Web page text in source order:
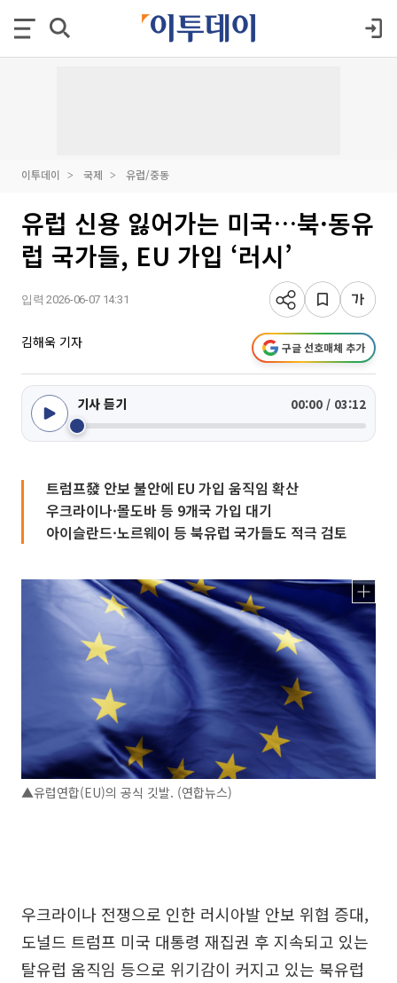
이투데이 국제 유럽/중동
유럽 신용 잃어가는 미국…북·동유
럽 국가들, EU 가입 ‘러시’
입력 2026-06-07 14:31
김해욱 기자 구글 선호매체 추가
기사 듣기 00:00 / 03:12
트럼프發 안보 불안에 EU 가입 움직임 확산
우크라이나·몰도바 등 9개국 가입 대기
아이슬란드·노르웨이 등 북유럽 국가들도 적극 검토
▲유럽연합(EU)의 공식 깃발. (연합뉴스)
우크라이나 전쟁으로 인한 러시아발 안보 위협 증대,
도널드 트럼프 미국 대통령 재집권 후 지속되고 있는
탈유럽 움직임 등으로 위기감이 커지고 있는 북유럽